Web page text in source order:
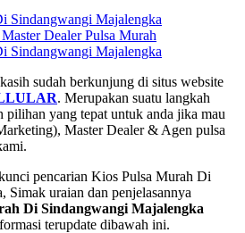
Sindangwangi Majalengka
Dealer Pulsa Murah
Sindangwangi Majalengka
sudah berkunjung di situs website
. Merupakan suatu langkah
pilihan yang tepat untuk anda jika mau
Master Dealer & Agen pulsa
pencarian Kios Pulsa Murah Di
Simak uraian dan penjelasannya
Di Sindangwangi Majalengka
terupdate dibawah ini.